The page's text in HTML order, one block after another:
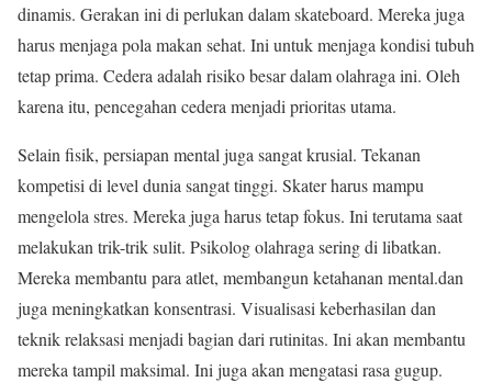
dinamis. Gerakan ini di perlukan dalam skateboard. Mereka juga
harus menjaga pola makan sehat. Ini untuk menjaga kondisi tubuh
tetap prima. Cedera adalah risiko besar dalam olahraga ini. Oleh
karena itu, pencegahan cedera menjadi prioritas utama.
Selain fisik, persiapan mental juga sangat krusial. Tekanan
kompetisi di level dunia sangat tinggi. Skater harus mampu
mengelola stres. Mereka juga harus tetap fokus. Ini terutama saat
melakukan trik-trik sulit. Psikolog olahraga sering di libatkan.
Mereka membantu para atlet, membangun ketahanan mental.dan
juga meningkatkan konsentrasi. Visualisasi keberhasilan dan
teknik relaksasi menjadi bagian dari rutinitas. Ini akan membantu
mereka tampil maksimal. Ini juga akan mengatasi rasa gugup.